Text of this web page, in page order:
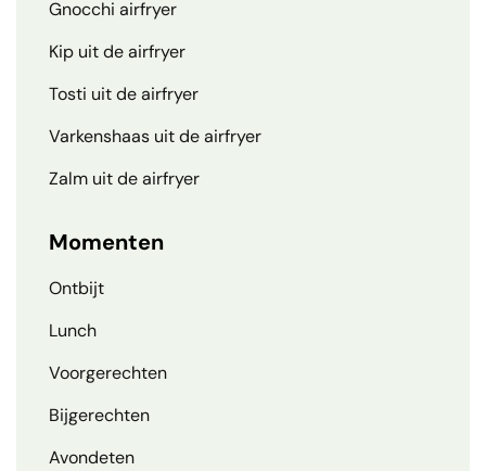
Gnocchi airfryer
Kip uit de airfryer
Tosti uit de airfryer
Varkenshaas uit de airfryer
Zalm uit de airfryer
Momenten
Ontbijt
Lunch
Voorgerechten
Bijgerechten
Avondeten